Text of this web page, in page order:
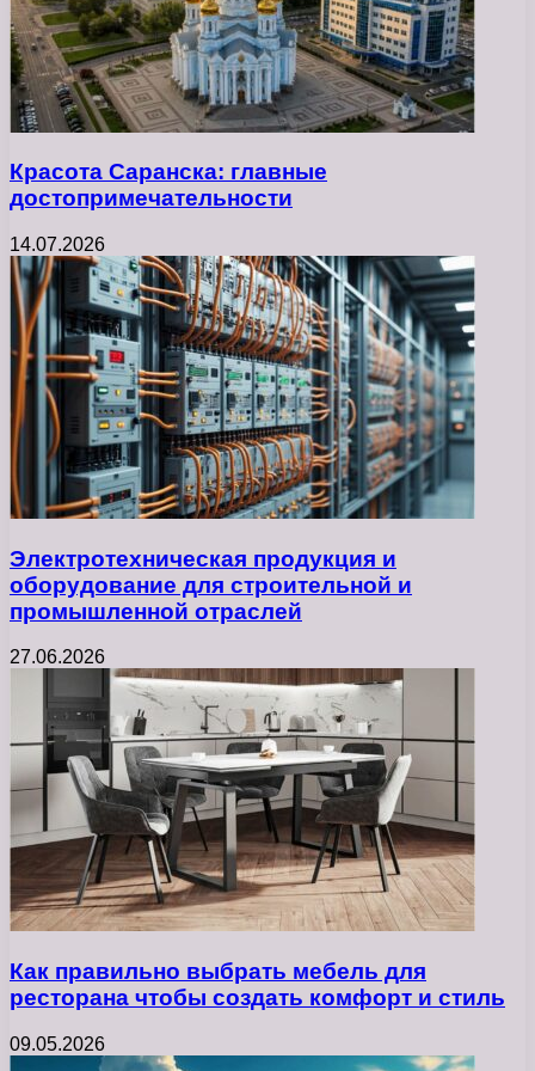
Красота Саранска: главные
достопримечательности
14.07.2026
Электротехническая продукция и
оборудование для строительной и
промышленной отраслей
27.06.2026
Как правильно выбрать мебель для
ресторана чтобы создать комфорт и стиль
09.05.2026